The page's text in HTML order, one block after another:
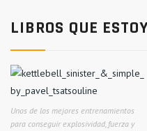
LIBROS QUE
Unos de los mejores entrenamientos
para conseguir explosividad, fuerza y